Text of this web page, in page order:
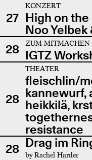
27
KONZERT
High on the
Noo Yelbek
28
ZUM MITMACHEN
IGTZ
28
THEATER
fleischlin/
kannewurf,
heikkilä,
resistance
28 Drag im
by Rachel Harder